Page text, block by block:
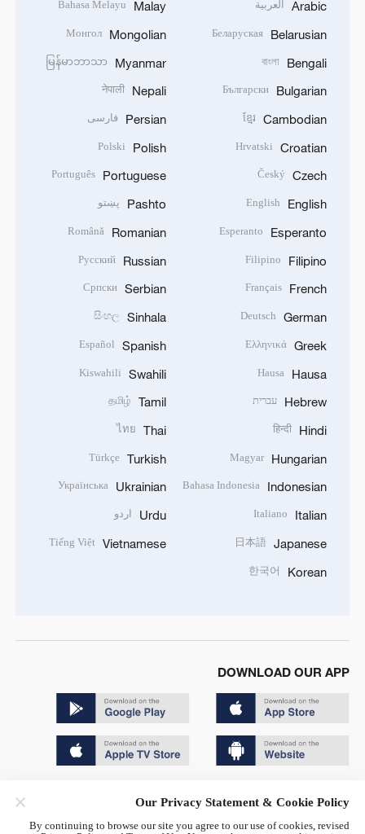
Arabic العربية
Belarusian
Беларуская
Bengali
বাংলা
Bulgarian
Български
Cambodian
ខ្មែរ
Croatian
Hrvatski
Czech
Český
English
English
Esperanto
Esperanto
Filipino
Filipino
French
Français
German
Deutsch
Greek
Ελληνικά
Hausa
Hausa
Hebrew עברית
Hindi
हिन्दी
Hungarian
Magyar
Indonesian
Bahasa Indonesia
Italian
Italiano
Japanese
日本語
Korean
한국어
Malay
Bahasa Melayu
Mongolian
Монгол
Myanmar
မြန်မာဘာသာ
Nepali
नेपाली
Persian فارسی
Polish
Polski
Portuguese
Português
Pashto پښتو
Romanian
Română
Russian
Русский
Serbian
Српски
Sinhala
සිංහල
Spanish
Español
Swahili
Kiswahili
Tamil
தமிழ்
Thai
ไทย
Turkish
Türkçe
Ukrainian
Українська
Urdu اردو
Vietnamese
Tiếng Việt
DOWNLOAD OUR APP
Our Privacy Statement & Cookie Policy
By continuing to browse our site you agree to our use of cookies, revised